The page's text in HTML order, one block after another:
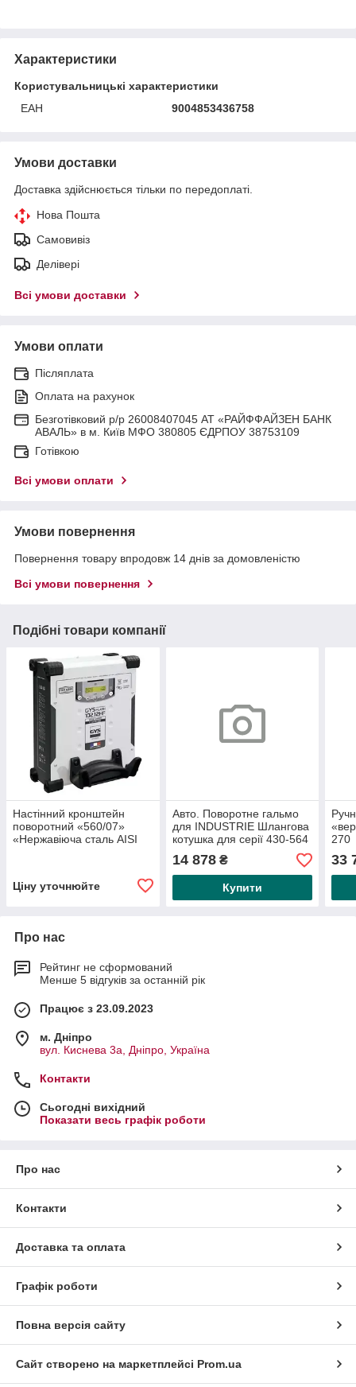
Характеристики
Користувальницькі характеристики
ЕАН
9004853436758
Умови доставки
Доставка здійснюється тільки по передоплаті.
Нова Пошта
Самовивіз
Делівері
Всі умови доставки
Умови оплати
Післяплата
Оплата на рахунок
Безготівковий р/р 26008407045 АТ «РАЙФФАЙЗЕН БАНК
АВАЛЬ» в м. Київ МФО 380805 ЄДРПОУ 38753109
Готівкою
Всі умови оплати
Умови повернення
Повернення товару впродовж 14 днів за домовленістю
Всі умови повернення
Подібні товари компанії
Настінний кронштейн
поворотний «560/07»
«Нержавіюча сталь AISI
Ціну уточнюйте
Авто. Поворотне гальмо
для INDUSTRIE Шлангова
котушка для серії 430-564
14 878₴
Купити
270
33
Про нас
Рейтинг не сформований
Менше 5 відгуків за останній рік
Працює з 23.09.2023
м. Дніпро
вул. Киснева 3а, Дніпро, Україна
Контакти
Сьогодні вихідний
Показати весь графік роботи
Про нас
Контакти
Доставка та оплата
Графік роботи
Повна версія сайту
Сайт створено на маркетплейсі Prom.ua